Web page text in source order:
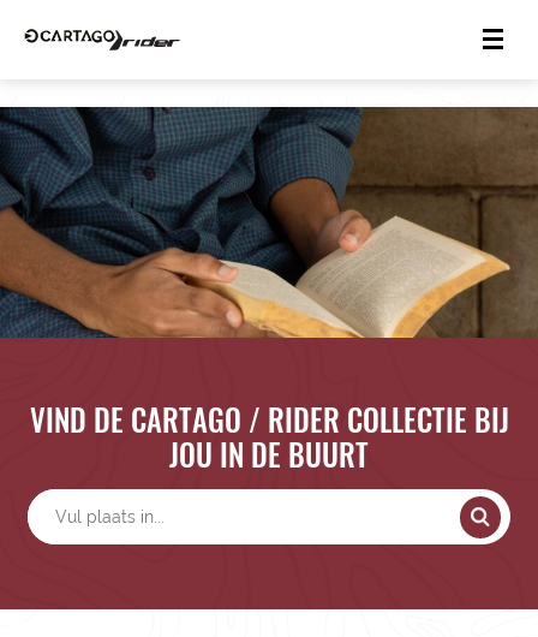
VIND DE CARTAGO / RIDER COLLECTIE BIJ
JOU IN DE BUURT